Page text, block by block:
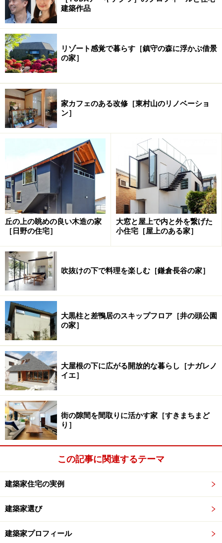
建築作品
リゾート感覚で暮らす［鎮守の森に浮かぶ借景
の家］
家カフェのある改修［東村山のリノベーショ
ン］
丘の上の眺めの良い木造の家
［日野の住宅］
大窓と屋上で内と外を繋げた
小住宅［屋上のある家］
吹抜けの下で料理を楽しむ［鎌倉長谷の家］
大黒柱と差鴨居のスキップフロア［井の頭公園
の家］
大屋根の下に広がる開放的な暮らし［ナガレノ
イエ］
街の隙間を間取りに活かす家［すきまちまど
り］
この記事に関連するテーマ
建築家住宅の実例
建築家選び
建築家プロフィール